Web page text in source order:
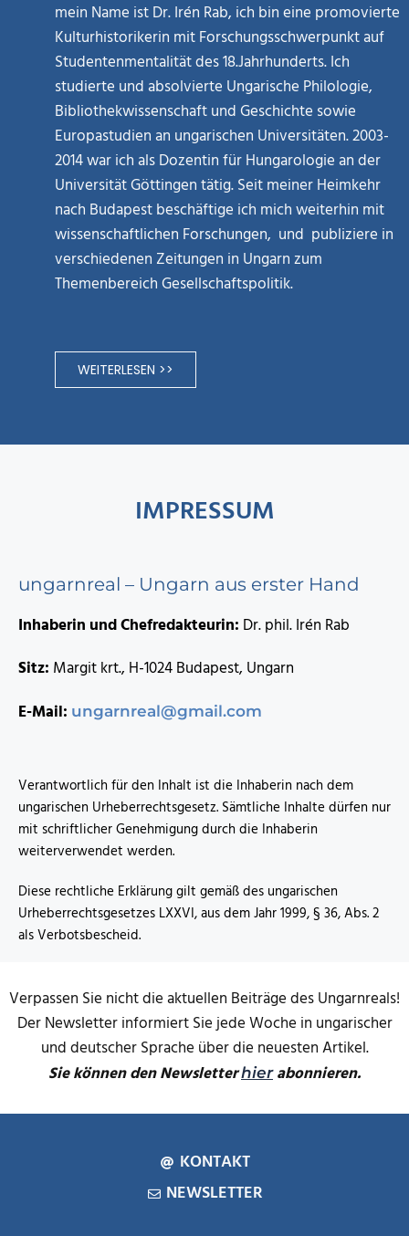
mein Name ist Dr. Irén Rab, ich bin eine promovierte
Kulturhistorikerin mit Forschungsschwerpunkt auf
Studentenmentalität des 18.Jahrhunderts. Ich
studierte und absolvierte Ungarische Philologie,
Bibliothekwissenschaft und Geschichte sowie
Europastudien an ungarischen Universitäten. 2003-
2014 war ich als Dozentin für Hungarologie an der
Universität Göttingen tätig. Seit meiner Heimkehr
nach Budapest beschäftige ich mich weiterhin mit
wissenschaftlichen Forschungen, und publiziere in
verschiedenen Zeitungen in Ungarn zum
Themenbereich Gesellschaftspolitik.
WEITERLESEN >>
IMPRESSUM
ungarnreal – Ungarn aus erster Hand
Inhaberin und Chefredakteurin: Dr. phil. Irén Rab
Sitz: Margit krt., H-1024 Budapest, Ungarn
E-Mail: ungarnreal@gmail.com
Verantwortlich für den Inhalt ist die Inhaberin nach dem
ungarischen Urheberrechtsgesetz. Sämtliche Inhalte dürfen nur
mit schriftlicher Genehmigung durch die Inhaberin
weiterverwendet werden.
Diese rechtliche Erklärung gilt gemäß des ungarischen
Urheberrechtsgesetzes LXXVI, aus dem Jahr 1999, § 36, Abs. 2
als Verbotsbescheid.
Verpassen Sie nicht die aktuellen Beiträge des Ungarnreals!
Der Newsletter informiert Sie jede Woche in ungarischer
und deutscher Sprache über die neuesten Artikel.
Sie können den Newsletterhierabonnieren.
KONTAKT
NEWSLETTER